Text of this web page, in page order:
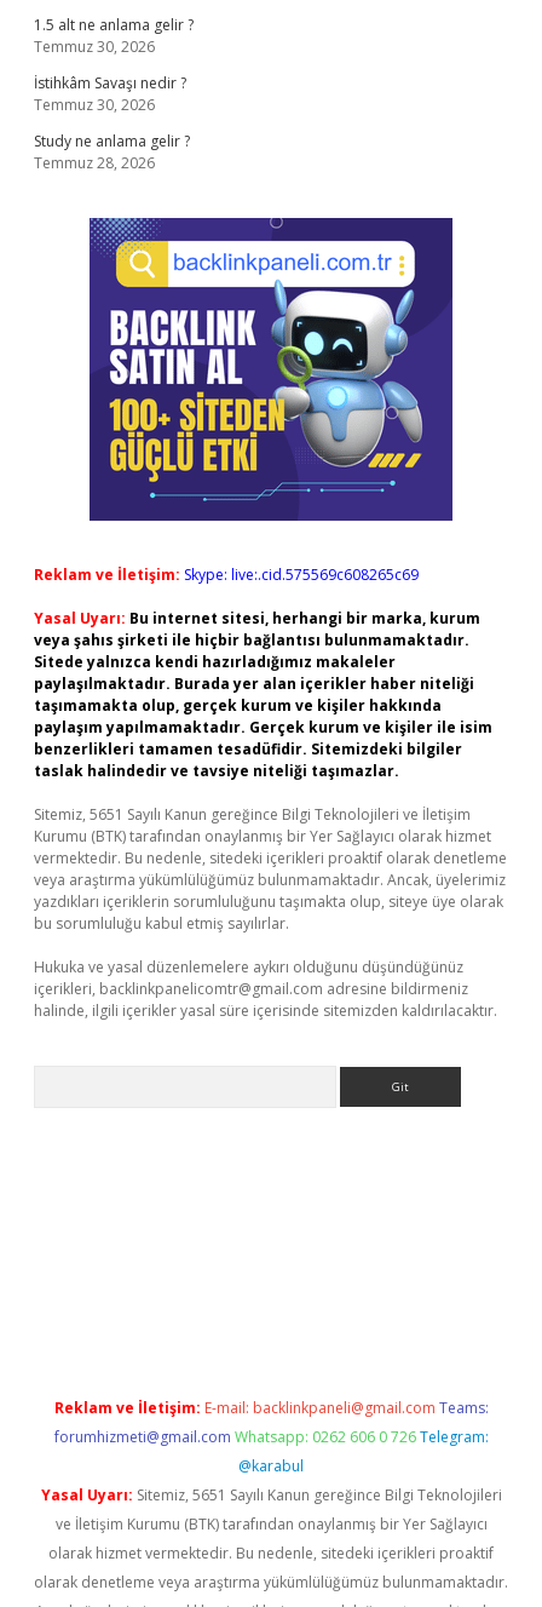
1.5 alt ne anlama gelir ?
Temmuz 30, 2026
İstihkâm Savaşı nedir ?
Temmuz 30, 2026
Study ne anlama gelir ?
Temmuz 28, 2026
Reklam ve İletişim: Skype: live:.cid.575569c608265c69
Yasal Uyarı: Bu internet sitesi, herhangi bir marka, kurum
veya şahıs şirketi ile hiçbir bağlantısı bulunmamaktadır.
Sitede yalnızca kendi hazırladığımız makaleler
paylaşılmaktadır. Burada yer alan içerikler haber niteliği
taşımamakta olup, gerçek kurum ve kişiler hakkında
paylaşım yapılmamaktadır. Gerçek kurum ve kişiler ile isim
benzerlikleri tamamen tesadüfidir. Sitemizdeki bilgiler
taslak halindedir ve tavsiye niteliği taşımazlar.
Sitemiz, 5651 Sayılı Kanun gereğince Bilgi Teknolojileri ve İletişim
Kurumu (BTK) tarafından onaylanmış bir Yer Sağlayıcı olarak hizmet
vermektedir. Bu nedenle, sitedeki içerikleri proaktif olarak denetleme
veya araştırma yükümlülüğümüz bulunmamaktadır. Ancak, üyelerimiz
yazdıkları içeriklerin sorumluluğunu taşımakta olup, siteye üye olarak
bu sorumluluğu kabul etmiş sayılırlar.
Hukuka ve yasal düzenlemelere aykırı olduğunu düşündüğünüz
içerikleri, backlinkpanelicomtr@gmail.com adresine bildirmeniz
halinde, ilgili içerikler yasal süre içerisinde sitemizden kaldırılacaktır.
Reklam ve İletişim: E-mail: backlinkpaneli@gmail.com Teams:
forumhizmeti@gmail.com Whatsapp: 0262 606 0 726 Telegram:
@karabul
Yasal Uyarı: Sitemiz, 5651 Sayılı Kanun gereğince Bilgi Teknolojileri
ve İletişim Kurumu (BTK) tarafından onaylanmış bir Yer Sağlayıcı
olarak hizmet vermektedir. Bu nedenle, sitedeki içerikleri proaktif
olarak denetleme veya araştırma yükümlülüğümüz bulunmamaktadır.